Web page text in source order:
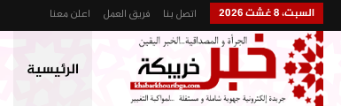
السبت، 8 غشت 2026 اتصل بنا فريق العمل اعلن معنا
الرئيسية